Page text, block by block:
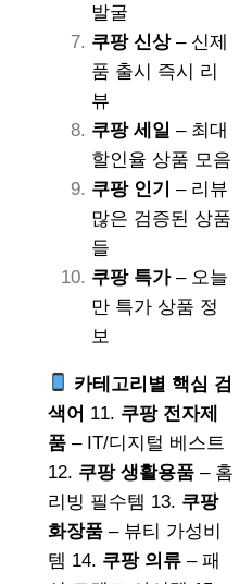
발굴
쿠팡 신상– 신제
품 출시 즉시 리
뷰
쿠팡 세일 – 최대
할인율 상품 모음
쿠팡 인기
– 리뷰
많은 검증된 상품
들
쿠팡 특가– 오늘
만 특가 상품 정
보
카테고리별 핵심 검
색어 11. 쿠팡 전자제
품 – IT/디지털 베스트
12. 쿠팡 생활용품 – 홈
리빙 필수템 13. 쿠팡
화장품 – 뷰티 가성비
템 14. 쿠팡 의류 – 패